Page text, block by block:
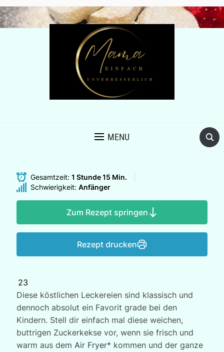
MENU
Gesamtzeit: 1 Stunde 15 Min.
Schwierigkeit: Anfänger
Zum Rezept springen
Rezept drucken
23
Diese köstlichen Leckereien sind klassisch und
dennoch absolut ein Favorit grade bei den
Kindern. Stell dir einfach mal diese weichen,
buttrigen Zuckerkekse vor, wenn sie frisch und
warm aus dem Air Fryer* kommen und der ganze